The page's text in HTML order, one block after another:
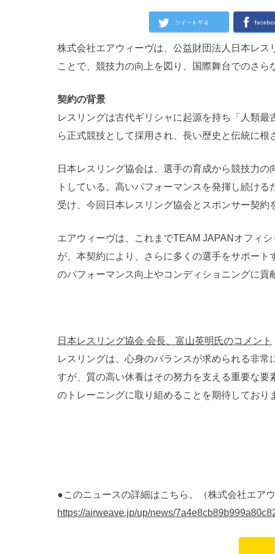
株式会社エアウィーヴは、公益財団法人日本レ
ことで、競技力の向上を図り、国際舞台でのさら
契約の背景
レスリングは古代ギリシャに起源を持ち「人類
ら正式競技として採用され、長い歴史と伝統に根
日本レスリング協会は、選手の育成から競技力
トしている。高いパフォーマンスを発揮し続け
受け、今回日本レスリング協会とスポンサー契約
エアウィーヴは、これまでTEAM JAPANオフィ
が、本契約により、さらに多くの選手をサポー
のパフォーマンス向上やコンディショニングに貢
日本レスリング協会 会長、富山英明氏のコメント
レスリングは、心身のバランスが求められる非
すが、質の高い休養はその努力を支える重要な
のトレーニングに取り組めることを期待しており
●このニュースの詳細はこちら。（株式会社エア
https://airweave.jp/up/news/